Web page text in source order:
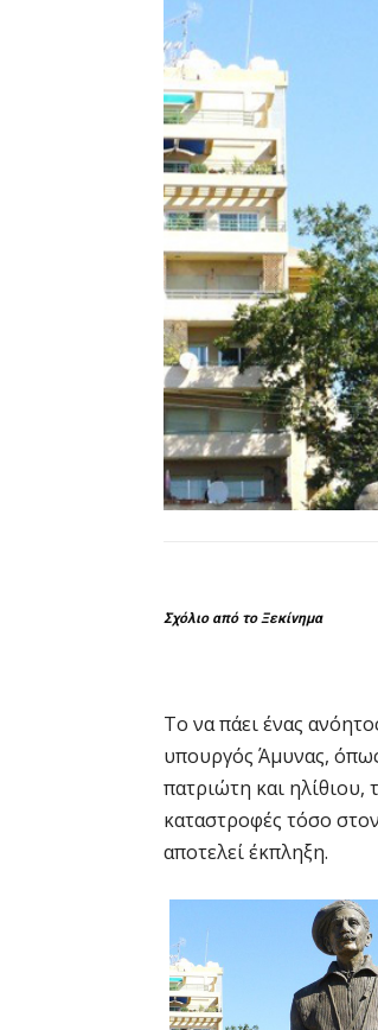
Σχόλιο από το Ξεκίνημα
Το να πάει ένας
υπουργός Άμυνας,
πατριώτη και ηλίθιου,
καταστροφές τόσο
αποτελεί έκπληξη.